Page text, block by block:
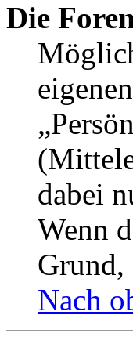
Die
dabei
Wenn
Grund,
Nach